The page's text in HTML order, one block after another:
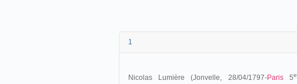
1
Nicolas Lumière (Jonvelle, 28/04/1797-Paris5e